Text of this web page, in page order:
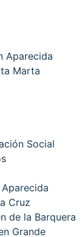
Aparecida
Marta
Social
Cruz
de la Barquera
Grande